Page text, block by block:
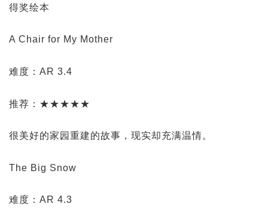
得奖绘本
A Chair for My Mother
难度：AR 3.4
推荐：★★★★★
很美好的家园重建的故事，现实却充满温情。
The Big Snow
难度：AR 4.3